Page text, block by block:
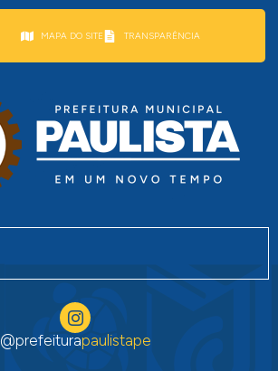
MAPA DO SITE TRANSPARÊNCIA
@prefeiturapaulistape